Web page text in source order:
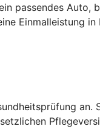
Auto,
Einmalleistung